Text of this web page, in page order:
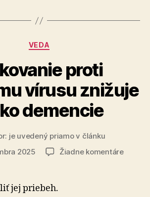
Kategórie
VEDA
proti
vírusu znižuje
demencie
je uvedený priamo v článku
2025 Žiadne komentárena
jej priebeh.